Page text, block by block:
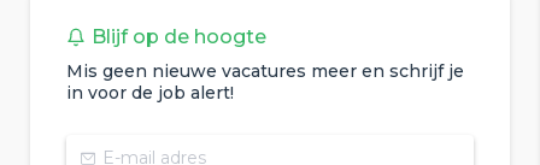
Blijf op de hoogte
Mis geen nieuwe vacatures meer en schrijf je
in voor de job alert!